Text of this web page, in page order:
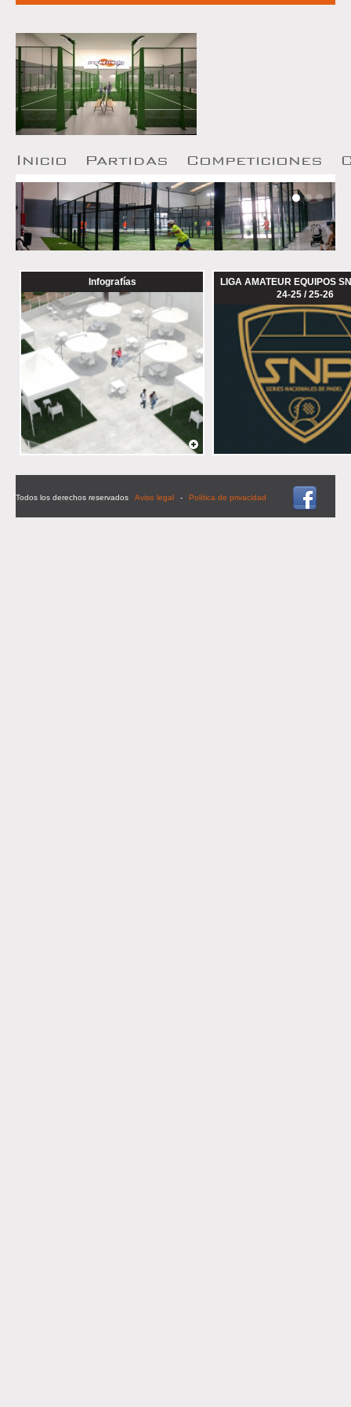
I nicio Partidas Competiciones
Infografías
LIGA AMATEUR EQUIPOS
24-25 / 25-26
Todos los derechos reservados Aviso legal - Política de privacidad